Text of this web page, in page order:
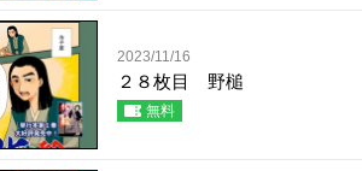
2023/11/16
２８枚目 野槌
無料